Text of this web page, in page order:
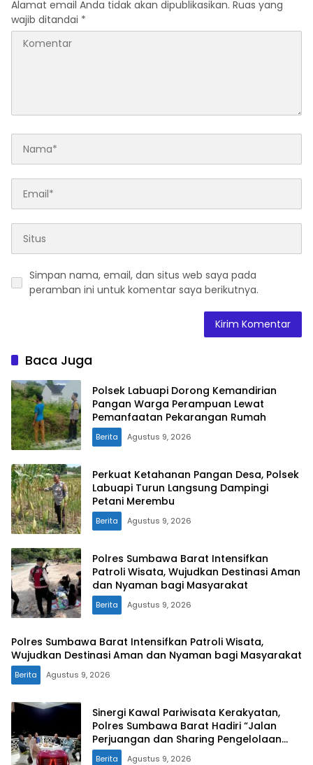
Alamat email Anda tidak akan dipublikasikan. Ruas yang
wajib ditandai *
Simpan nama, email, dan situs web saya pada
peramban ini untuk komentar saya berikutnya.
Baca Juga
Polsek Labuapi Dorong Kemandirian
Pangan Warga Perampuan Lewat
Pemanfaatan Pekarangan Rumah
Berita Agustus 9, 2026
Perkuat Ketahanan Pangan Desa, Polsek
Labuapi Turun Langsung Dampingi
Petani Merembu
Berita Agustus 9, 2026
Polres Sumbawa Barat Intensifkan
Patroli Wisata, Wujudkan Destinasi Aman
dan Nyaman bagi Masyarakat
Berita Agustus 9, 2026
Polres Sumbawa Barat Intensifkan Patroli Wisata,
Wujudkan Destinasi Aman dan Nyaman bagi Masyarakat
Berita Agustus 9, 2026
Sinergi Kawal Pariwisata Kerakyatan,
Polres Sumbawa Barat Hadiri “Jalan
Perjuangan dan Sharing Pengelolaan
Pariwisata Bendungan Tiu Suntuk”
Berita Agustus 9, 2026